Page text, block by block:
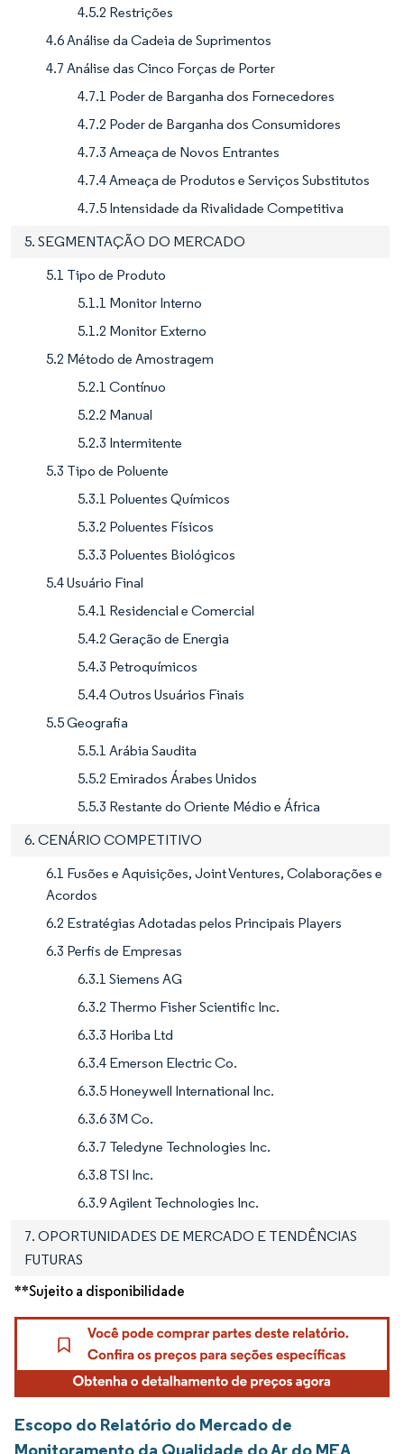
4.5.2 Restrições
4.6 Análise da Cadeia de Suprimentos
4.7 Análise das Cinco Forças de Porter
4.7.1 Poder de Barganha dos Fornecedores
4.7.2 Poder de Barganha dos Consumidores
4.7.3 Ameaça de Novos Entrantes
4.7.4 Ameaça de Produtos e Serviços Substitutos
4.7.5 Intensidade da Rivalidade Competitiva
5. SEGMENTAÇÃO DO MERCADO
5.1 Tipo de Produto
5.1.1 Monitor Interno
5.1.2 Monitor Externo
5.2 Método de Amostragem
5.2.1 Contínuo
5.2.2 Manual
5.2.3 Intermitente
5.3 Tipo de Poluente
5.3.1 Poluentes Químicos
5.3.2 Poluentes Físicos
5.3.3 Poluentes Biológicos
5.4 Usuário Final
5.4.1 Residencial e Comercial
5.4.2 Geração de Energia
5.4.3 Petroquímicos
5.4.4 Outros Usuários Finais
5.5 Geografia
5.5.1 Arábia Saudita
5.5.2 Emirados Árabes Unidos
5.5.3 Restante do Oriente Médio e África
6. CENÁRIO COMPETITIVO
6.1 Fusões e Aquisições, Joint Ventures, Colaborações e
Acordos
6.2 Estratégias Adotadas pelos Principais Players
6.3 Perfis de Empresas
6.3.1 Siemens AG
6.3.2 Thermo Fisher Scientific Inc.
6.3.3 Horiba Ltd
6.3.4 Emerson Electric Co.
6.3.5 Honeywell International Inc.
6.3.6 3M Co.
6.3.7 Teledyne Technologies Inc.
6.3.8 TSI Inc.
6.3.9 Agilent Technologies Inc.
7. OPORTUNIDADES DE MERCADO E TENDÊNCIAS
FUTURAS
**Sujeito a disponibilidade
Escopo do Relatório do Mercado de
Monitoramento da Qualidade do Ar do MEA